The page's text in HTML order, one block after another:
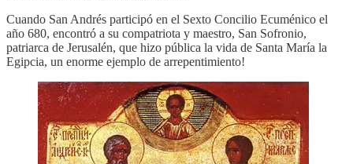
Cuando San Andrés participó en el Sexto Concilio Ecuménico el
año 680, encontró a su compatriota y maestro, San Sofronio,
patriarca de Jerusalén, que hizo pública la vida de Santa María la
Egipcia, un enorme ejemplo de arrepentimiento!